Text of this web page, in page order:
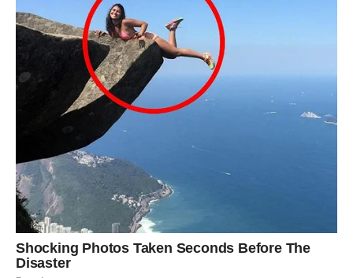
Smrznuti jogurt: Zavaravajuća alternativa
Smrznuti jogurt se često doživljava kao manje kalorična
opcija u odnosu na klasični sladoled, ali u stvarnosti, on